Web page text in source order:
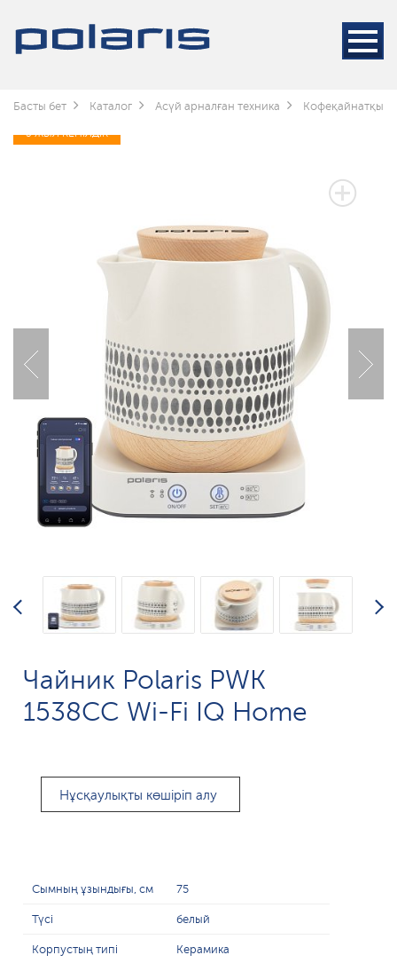
Басты бет Каталог Асүй арналған техника
3 ЖЫЛ КЕПІЛДІК
Чайник Polaris PWK
1538СС Wi-Fi IQ Home
Нұсқаулықты көшіріп алу
Сымның ұзындығы, см 75
Түсі белый
Корпустың типі Керамика